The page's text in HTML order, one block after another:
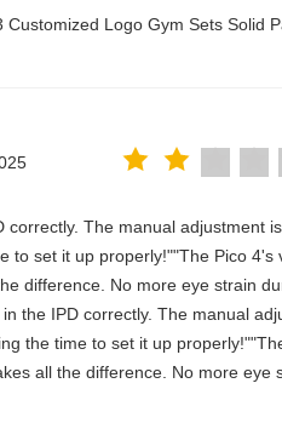
Logo Gym Sets Solid
The manual
set it up properly!""The Pico
difference. No more eye strain
the IPD correctly. The manual
the time to set it up
all the difference. No more eye